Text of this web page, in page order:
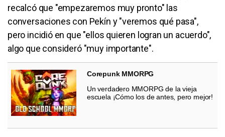
recalcó que "empezaremos muy pronto" las
conversaciones con Pekín y "veremos qué pasa",
pero incidió en que "ellos quieren logran un acuerdo",
algo que consideró "muy importante".
Corepunk MMORPG
Un verdadero MMORPG de la vieja
escuela ¡Cómo los de antes, pero mejor!